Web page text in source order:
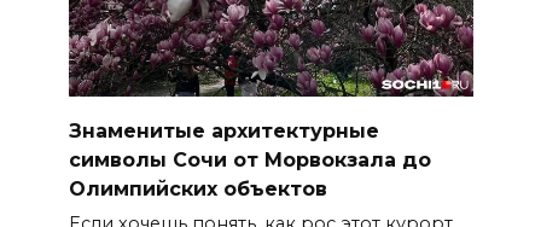
Знаменитые архитектурные
символы Сочи от Морвокзала до
Олимпийских объектов